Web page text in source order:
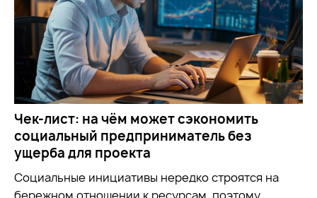
Чек-лист: на чём может сэкономить
социальный предприниматель без
ущерба для проекта
Социальные инициативы нередко строятся на
бережном отношении к ресурсам, поэтому